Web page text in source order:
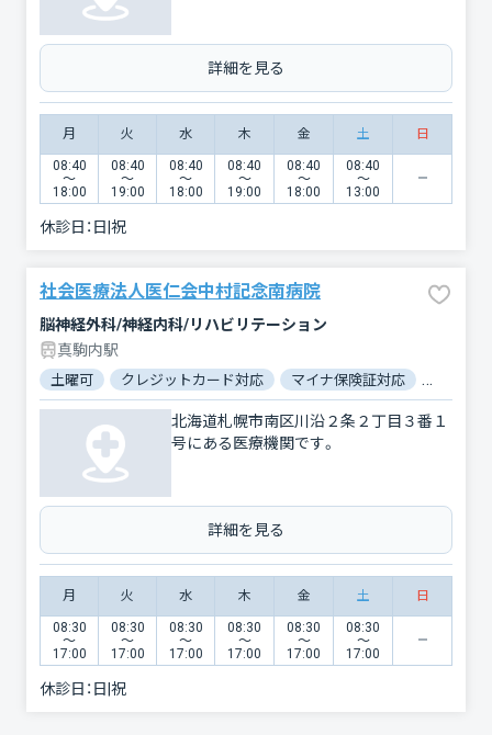
詳細を見る
月 火 水 木 金 土 日
08:40
〜
18:00
08:40
〜
19:00
08:40
〜
18:00
08:40
〜
19:00
08:40
〜
18:00
08:40
〜
13:00
休診日： 日|祝
社会医療法人医仁会中村記念南病院
脳神経外科/神経内科/リハビリテーション
真駒内駅
土曜可 クレジットカード対応 マイナ保険証対応
北海道札幌市南区川沿２条２丁目３番１
号にある医療機関です。
詳細を見る
月 火 水 木 金 土 日
08:30
〜
17:00
08:30
〜
17:00
08:30
〜
17:00
08:30
〜
17:00
08:30
〜
17:00
08:30
〜
17:00
休診日： 日|祝